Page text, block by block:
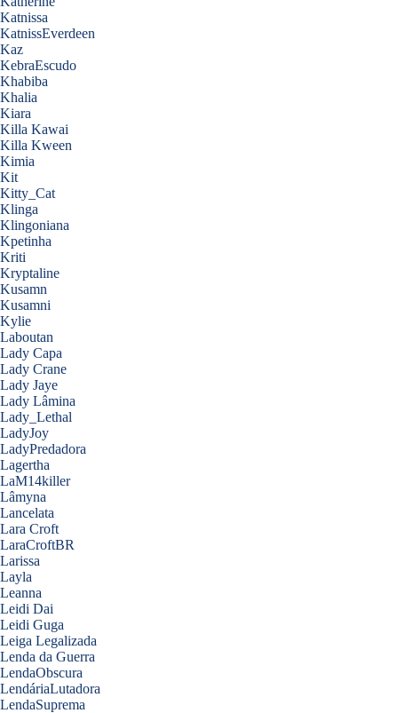
Katnissa
KatnissEverdeen
Kaz
KebraEscudo
Khabiba
Khalia
Kiara
Killa Kawai
Killa Kween
Kimia
Kit
Kitty_Cat
Klinga
Klingoniana
Kpetinha
Kriti
Kryptaline
Kusamn
Kusamni
Kylie
Laboutan
Lady Capa
Lady Crane
Lady Jaye
Lady Lâmina
Lady_Lethal
LadyJoy
LadyPredadora
Lagertha
LaM14killer
Lâmyna
Lancelata
Lara Croft
LaraCroftBR
Larissa
Layla
Leanna
Leidi Dai
Leidi Guga
Leiga Legalizada
Lenda da Guerra
LendaObscura
LendáriaLutadora
LendaSuprema